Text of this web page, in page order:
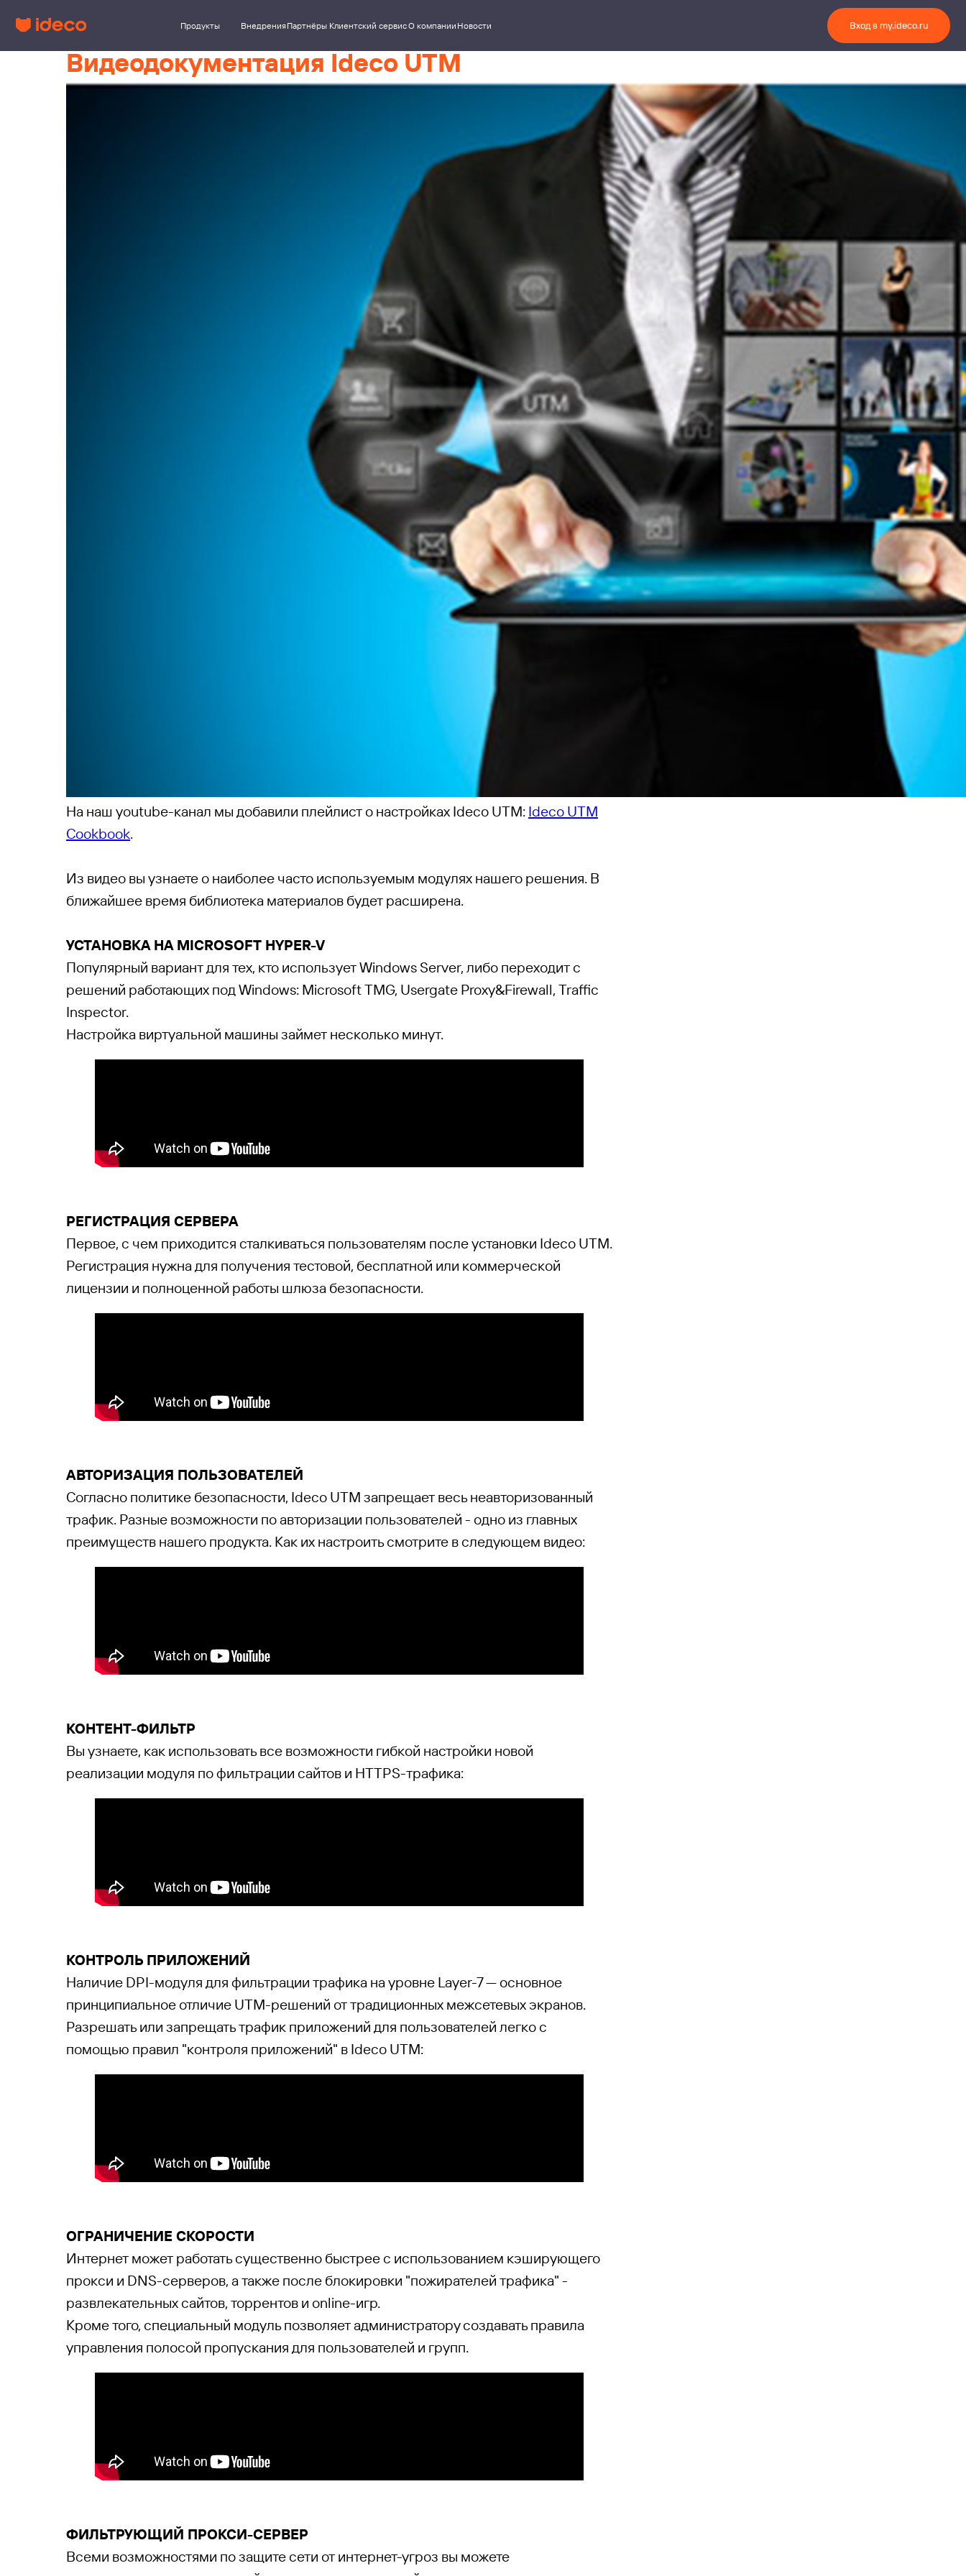
Продукты Внедрения Партнёры Клиентский сервисО компании Новости Вход в my.ideco.ru
Видеодокументация Ideco UTM
На наш youtube-канал мы добавили плейлист о настройках Ideco UTM: Ideco UTM
Cookbook.
Из видео вы узнаете о наиболее часто используемым модулях нашего решения. В
ближайшее время библиотека материалов будет расширена.
УСТАНОВКА НА MICROSOFT HYPER-V
Популярный вариант для тех, кто использует Windows Server, либо переходит с
решений работающих под Windows: Microsoft TMG, Usergate Proxy&Firewall, Traffic
Inspector.
Настройка виртуальной машины займет несколько минут.
РЕГИСТРАЦИЯ СЕРВЕРА
Первое, с чем приходится сталкиваться пользователям после установки Ideco UTM.
Регистрация нужна для получения тестовой, бесплатной или коммерческой
лицензии и полноценной работы шлюза безопасности.
АВТОРИЗАЦИЯ ПОЛЬЗОВАТЕЛЕЙ
Согласно политике безопасности, Ideco UTM запрещает весь неавторизованный
трафик. Разные возможности по авторизации пользователей - одно из главных
преимуществ нашего продукта. Как их настроить смотрите в следующем видео:
КОНТЕНТ-ФИЛЬТР
Вы узнаете, как использовать все возможности гибкой настройки новой
реализации модуля по фильтрации сайтов и HTTPS-трафика:
КОНТРОЛЬ ПРИЛОЖЕНИЙ
Наличие DPI-модуля для фильтрации трафика на уровне Layer-7 — основное
принципиальное отличие UTM-решений от традиционных межсетевых экранов.
Разрешать или запрещать трафик приложений для пользователей легко с
помощью правил "контроля приложений" в Ideco UTM:
ОГРАНИЧЕНИЕ СКОРОСТИ
Интернет может работать существенно быстрее с использованием кэширующего
прокси и DNS-серверов, а также после блокировки "пожирателей трафика" -
развлекательных сайтов, торрентов и online-игр.
Кроме того, специальный модуль позволяет администратору создавать правила
управления полосой пропускания для пользователей и групп.
ФИЛЬТРУЮЩИЙ ПРОКСИ-СЕРВЕР
Всеми возможностями по защите сети от интернет-угроз вы можете